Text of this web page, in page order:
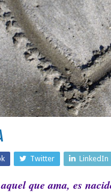
Twitter LinkedIn
que ama, es